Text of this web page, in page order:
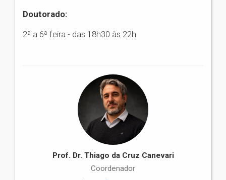
Doutorado:
2ª a 6ª feira - das 18h30 às 22h
Prof. Dr. Thiago da Cruz Canevari
Coordenador